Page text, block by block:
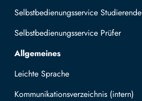
Selbstbedienungsservice Studierende
Selbstbedienungsservice Prüfer
Allgemeines
Leichte Sprache
Kommunikationsverzeichnis (intern)